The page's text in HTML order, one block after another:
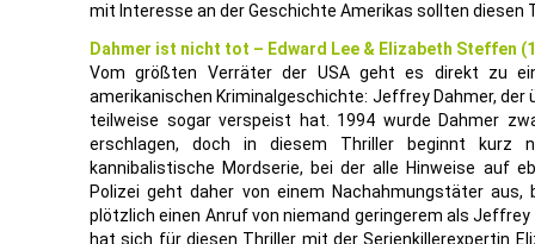
mit Interesse an der Geschichte Amerikas sollten diesen
Dahmer ist nicht tot – Edward Lee & Elizabeth Steffen
Vom größten Verräter der USA geht es direkt zu
amerikanischen Kriminalgeschichte: Jeffrey Dahmer,
teilweise sogar verspeist hat. 1994 wurde Dahmer
erschlagen, doch in diesem Thriller beginnt kurz
kannibalistische Mordserie, bei der alle Hinweise auf
Polizei geht daher von einem Nachahmungstäter
plötzlich einen Anruf von niemand geringerem als
hat sich für diesen Thriller mit der Serienkillerexpertin